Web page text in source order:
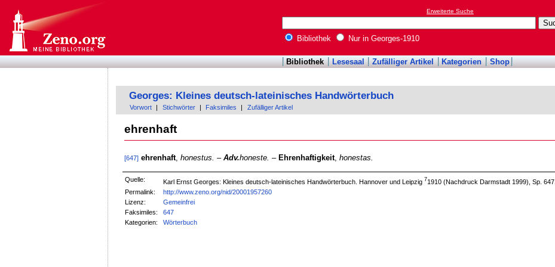
Erweiterte Suche
Bibliothek Nur in Georges-1910
Bibliothek Lesesaal Zufälliger Artikel Kategorien Shop
Georges: Kleines deutsch-lateinisches Handwörterbuch
Vorwort Stichwörter Faksimiles Zufälliger Artikel
ehrenhaft
[647] ehrenhaft, honestus. – Adv.honeste. – Ehrenhaftigkeit, honestas.
Quelle: Karl Ernst Georges: Kleines deutsch-lateinisches Handwörterbuch. Hannover und Leipzig 71910 (Nachdruck Darmstadt 1999), Sp. 647.
Permalink:
http://www.zeno.org/nid/20001957260
Lizenz:
Gemeinfrei
Faksimiles:
647
Kategorien:
Wörterbuch